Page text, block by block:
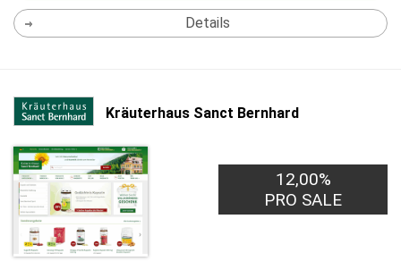
Details
Kräuterhaus Sanct Bernhard
12,00%
PRO SALE